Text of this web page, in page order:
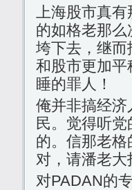
上海股市真
的如格老那
垮下去，继
和股市更加
睡的罪人！
俺并非搞经
民。觉得听
的。信那老
对，请潘老大
对PADAN的